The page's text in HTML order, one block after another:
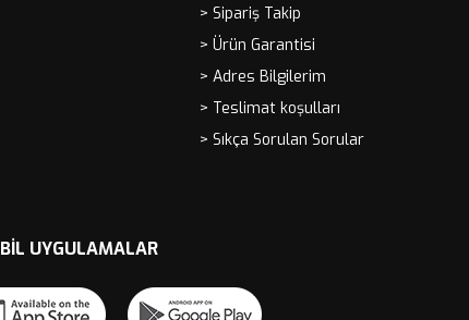
> Sipariş Takip
> Ürün Garantisi
> Adres Bilgilerim
> Teslimat koşulları
> Sıkça Sorulan Sorular
UYGULAMALAR